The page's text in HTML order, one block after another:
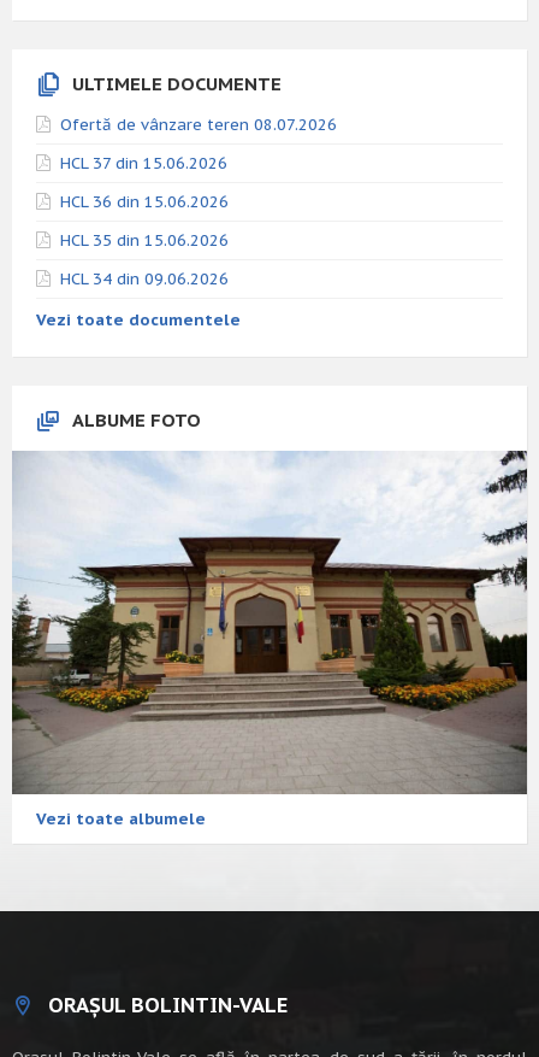
ULTIMELE DOCUMENTE
Ofertă de vânzare teren 08.07.2026
HCL 37 din 15.06.2026
HCL 36 din 15.06.2026
HCL 35 din 15.06.2026
HCL 34 din 09.06.2026
Vezi toate documentele
ALBUME FOTO
Vezi toate albumele
ORAȘUL BOLINTIN-VALE